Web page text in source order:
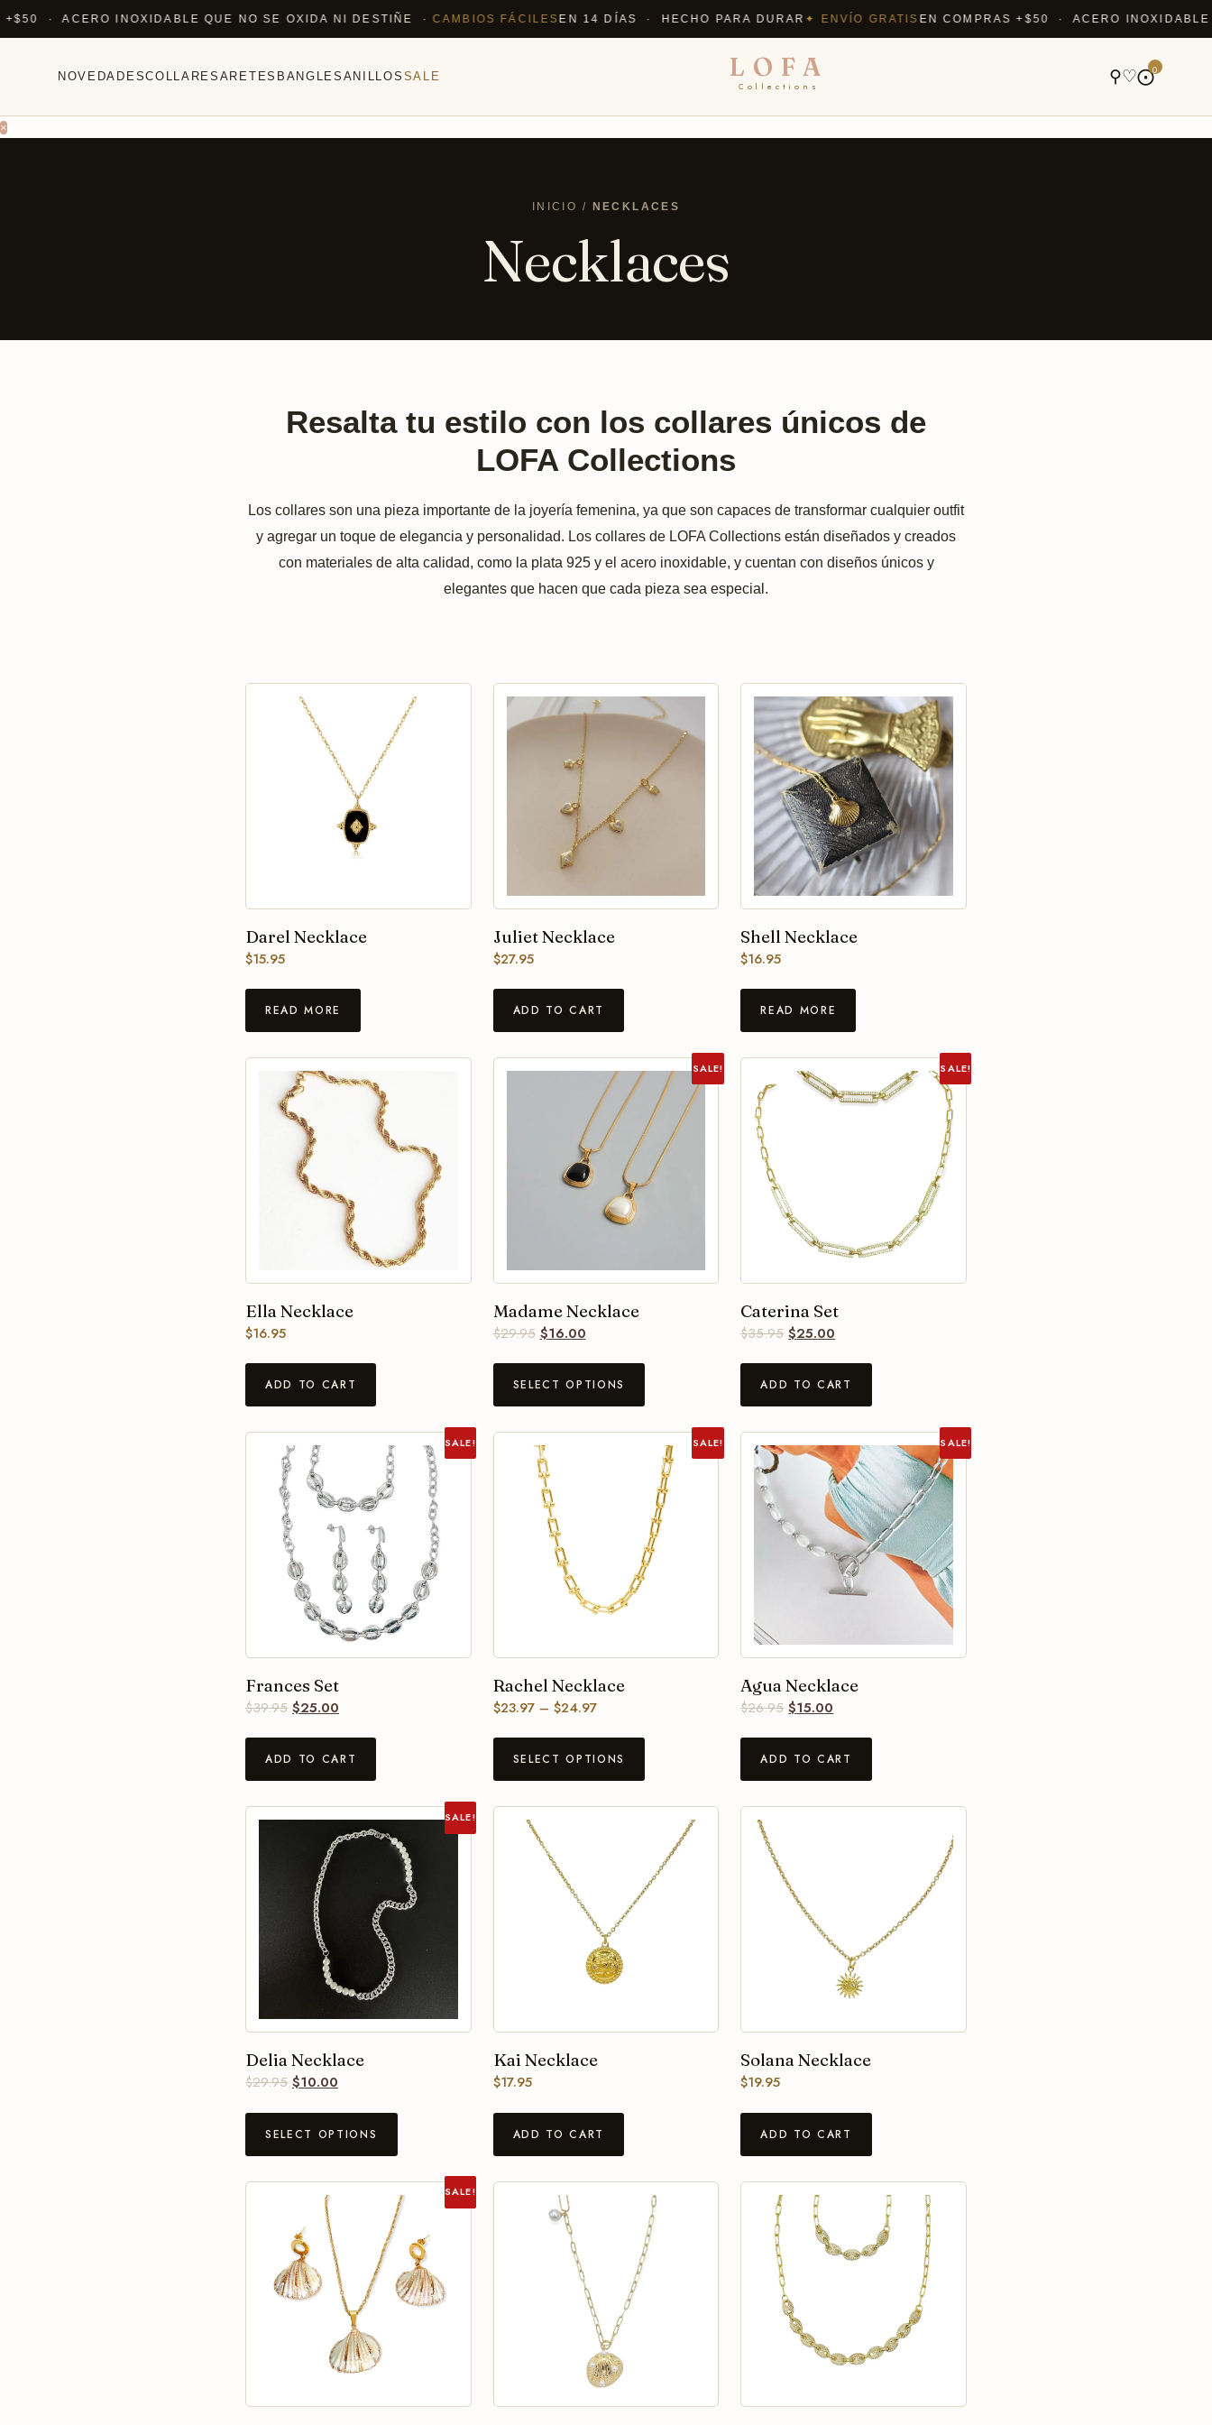
· ACERO INOXIDABLE QUE NO SE OXIDA NI DESTIÑE · CAMBIOS FÁCILES EN 14 DÍAS · HECHO PARA DURAR ✦ ENVÍO GRATISEN COMPRAS +$50 · ACERO INOXIDABLE
NOVEDADESCOLLARES ARETES BANGLES ANILLOS SALE LOFA
Collections
⚲♡⨀0
×
INICIO / NECKLACES
Necklaces
Resalta tu estilo con los collares únicos de
LOFA Collections
Los collares son una pieza importante de la joyería femenina, ya que son capaces de transformar cualquier outfit
y agregar un toque de elegancia y personalidad. Los collares de LOFA Collections están diseñados y creados
con materiales de alta calidad, como la plata 925 y el acero inoxidable, y cuentan con diseños únicos y
elegantes que hacen que cada pieza sea especial.
Darel Necklace
$15.95
READ MORE
Juliet Necklace
$27.95
ADD TO CART
Shell Necklace
$16.95
READ MORE
Ella Necklace
$16.95
ADD TO CART
SALE!
Madame Necklace
$29.95 $16.00
SELECT OPTIONS
SALE!
Caterina Set
$35.95 $25.00
ADD TO CART
SALE!
Frances Set
$39.95 $25.00
ADD TO CART
SALE!
Rachel Necklace
$23.97 – $24.97
SELECT OPTIONS
SALE!
Agua Necklace
$26.95 $15.00
ADD TO CART
SALE!
Delia Necklace
$29.95 $10.00
SELECT OPTIONS
Kai Necklace
$17.95
ADD TO CART
Solana Necklace
$19.95
ADD TO CART
SALE!